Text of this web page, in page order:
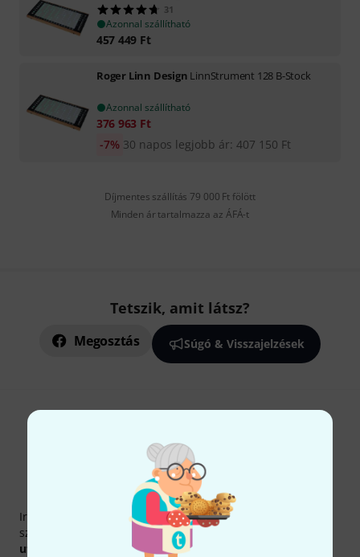
31
Azonnal szállítható
457 449 Ft
Roger Linn Design LinnStrument 128 B-Stock
Azonnal szállítható
376 963 Ft
30 napos legjobb ár: 407 150 Ft
-7%
Díjmentes szállítás 79 000 Ft fölött
Minden ár tartalmazza az ÁFÁ-t
Tetszik, amit látsz?
Megosztás Súgó & Visszajelzések
Thomann hírlevél
Iratkozz fel a Thomann angol nyelvű hírlevelére, és kis
szerencsével megnyerheted a50 egyenként
utalvány